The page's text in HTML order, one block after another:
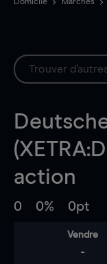
Domicile Marchés
action
0 0% 0pt
Vendre
-